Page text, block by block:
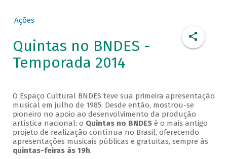
Ações
Quintas no BNDES -
Temporada 2014
O Espaço Cultural BNDES teve sua primeira apresentação
musical em julho de 1985. Desde então, mostrou-se
pioneiro no apoio ao desenvolvimento da produção
artística nacional: o Quintas no BNDESé o mais antigo
projeto de realização contínua no Brasil, oferecendo
apresentações musicais públicas e gratuitas, sempre às
quintas-feiras às 19h.